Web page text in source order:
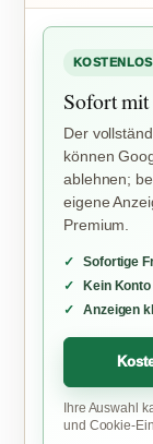
Sofort
Der
können
ablehnen;
eigene
Premium.
Sofortige
Kein
Anzeigen
Ihre Auswahl
und Cookie-